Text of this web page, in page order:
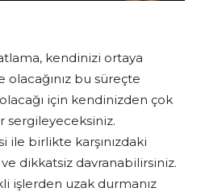
kendinizi ortaya
bu süreçte
için kendinizden çok
sergileyeceksiniz.
ile birlikte karşınızdaki
dikkatsiz davranabilirsiniz.
işlerden uzak durmanız